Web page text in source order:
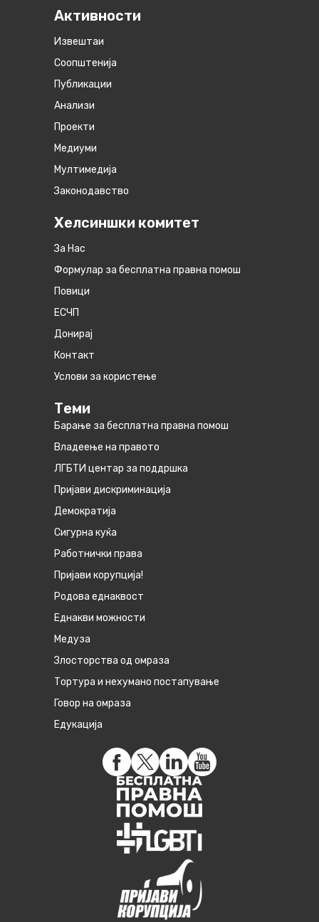
Активности
Извештаи
Соопштенија
Публикации
Анализи
Проекти
Медиуми
Мултимедија
Законодавство
Хелсиншки комитет
За Нас
Формулар за бесплатна правна помош
Повици
ЕСЧП
Донирај
Контакт
Услови за користење
Теми
Барање за бесплатна правна помош
Владеење на правото
ЛГБТИ центар за поддршка
Пријави дискриминација
Демократија
Сигурна куќа
Работнички права
Пријави корупција!
Родова еднаквост
Eднакви можности
Медуза
Злосторства од омраза
Тортура и нехумано постапување
Говор на омраза
Едукација